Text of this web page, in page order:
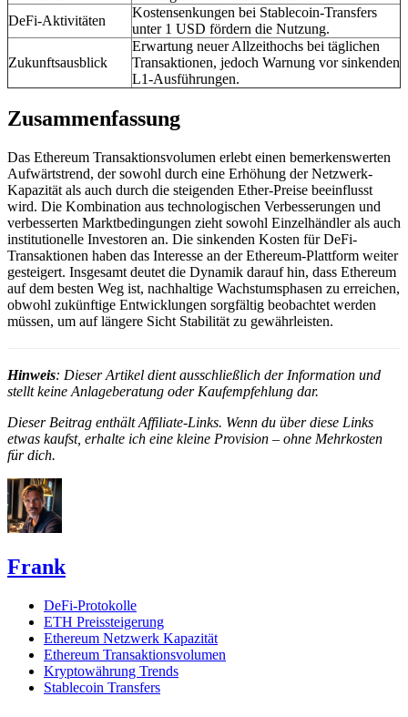
DeFi-Aktivitäten
Kostensenkungen bei Stablecoin-Transfers
unter 1 USD fördern die Nutzung.
Zukunftsausblick
Erwartung neuer Allzeithochs bei täglichen
Transaktionen, jedoch Warnung vor sinkenden
L1-Ausführungen.
Zusammenfassung
Das Ethereum Transaktionsvolumen erlebt einen bemerkenswerten
Aufwärtstrend, der sowohl durch eine Erhöhung der Netzwerk-
Kapazität als auch durch die steigenden Ether-Preise beeinflusst
wird. Die Kombination aus technologischen Verbesserungen und
verbesserten Marktbedingungen zieht sowohl Einzelhändler als auch
institutionelle Investoren an. Die sinkenden Kosten für DeFi-
Transaktionen haben das Interesse an der Ethereum-Plattform weiter
gesteigert. Insgesamt deutet die Dynamik darauf hin, dass Ethereum
auf dem besten Weg ist, nachhaltige Wachstumsphasen zu erreichen,
obwohl zukünftige Entwicklungen sorgfältig beobachtet werden
müssen, um auf längere Sicht Stabilität zu gewährleisten.
Hinweis: Dieser Artikel dient ausschließlich der Information und
stellt keine Anlageberatung oder Kaufempfehlung dar.
Dieser Beitrag enthält Affiliate-Links. Wenn du über diese Links
etwas kaufst, erhalte ich eine kleine Provision – ohne Mehrkosten
für dich.
Frank
DeFi-Protokolle
ETH Preissteigerung
Ethereum Netzwerk Kapazität
Ethereum Transaktionsvolumen
Kryptowährung Trends
Stablecoin Transfers